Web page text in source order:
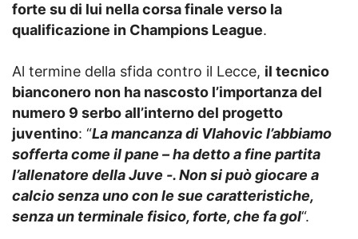
forte su di lui nella corsa finale verso la
qualificazione in Champions League.
Al termine della sfida contro il Lecce, il tecnico
bianconero non ha nascosto l’importanza del
numero 9 serbo all’interno del progetto
juventino: “La mancanza di Vlahovic l’abbiamo
sofferta come il pane – ha detto a fine partita
l’allenatore della Juve -. Non si può giocare a
calcio senza uno con le sue caratteristiche,
senza un terminale fisico, forte, che fa gol“.